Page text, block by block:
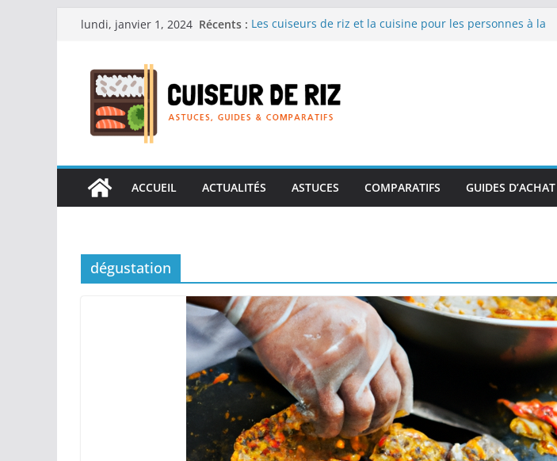
Passerlundi, janvier 1, 2024 Récents : Les cuiseurs de riz et la cuisine pour les personnes à la
Les cuiseurs de riz pour les familles nombreuses : Cuisson
en grande quantité.
Les cuiseurs de riz et la préparation de plats pour les
réconfortants.
ACCUEIL
ACTUALITÉS ASTUCES COMPARATIFS GUIDES D’ACHAT
dégustation